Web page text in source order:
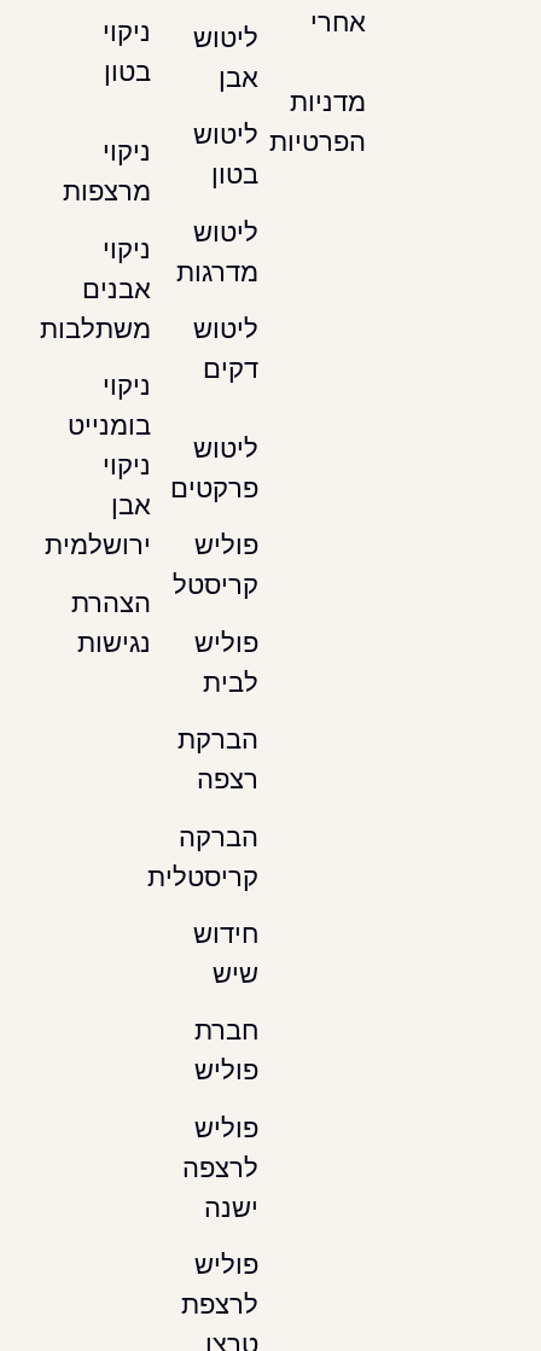
הפרטיות
ליטוש
ליטוש
מדרגות
פרקטים
קריסטל
קריסטלית
ניקוי
בטון
ניקוי
מרצפות
ניקוי
אבנים
משתלבות
ניקוי
ניקוי
אבן
ירושלמית
הצהרת
נגישות